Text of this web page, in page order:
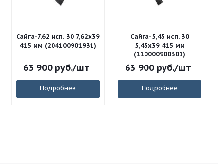
Сайга-7,62 исп. 30 7,62x39
415 мм (204100901931)
63 900руб./шт
Подробнее
Сайга-5,45 исп. 30
5,45x39 415 мм
(110000900301)
63 900руб./шт
Подробнее